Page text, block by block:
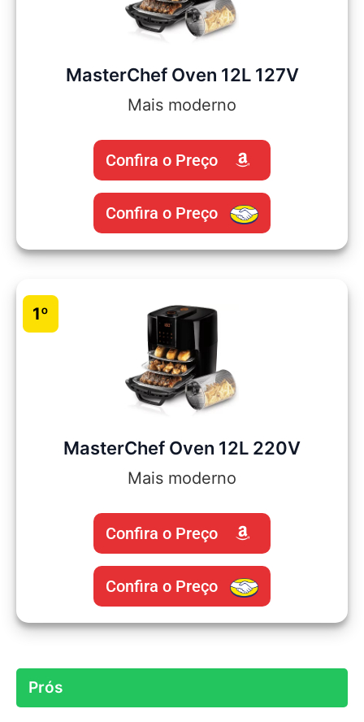
MasterChef Oven 12L 127V
Mais moderno
Confira o Preço
Confira o Preço
1º
MasterChef Oven 12L 220V
Mais moderno
Confira o Preço
Confira o Preço
Prós